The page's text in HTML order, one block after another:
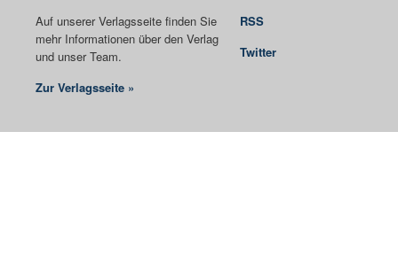
Auf unserer Verlagsseite finden Sie
mehr Informationen über den Verlag
und unser Team.
Zur Verlagsseite »
RSS
Twitter